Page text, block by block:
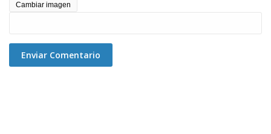
Cambiar imagen
Enviar Comentario